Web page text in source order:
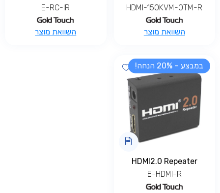
HDMI-150KVM-OTM-R
השוואת מוצר
E-RC-IR
השוואת מוצר
Add wishlist במבצע – 20% הנחה!
HDMI2.0 Repeater
E-HDMI-R